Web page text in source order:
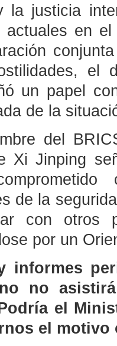
la justicia
actuales en
el
un papel
de la
del
Xi Jinping
de la
con otros
por un
informes
no
el
el